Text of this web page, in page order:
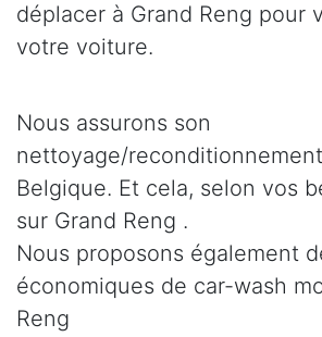
déplacer à Grand Reng pour
votre voiture.
Nous assurons son
nettoyage/
Belgique. Et cela, selon vos
sur Grand Reng .
Nous proposons également
économiques de car-wash
Reng